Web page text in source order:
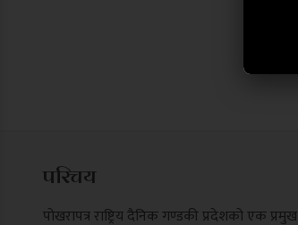
परिचय
पोखरापत्र राष्ट्रिय दैनिक गण्डकी प्रदेशको एक प्रमुख